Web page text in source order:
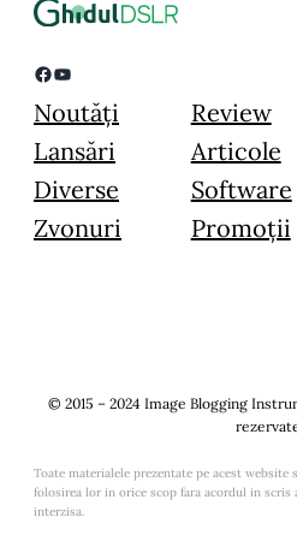
Facebook YouTube
Noutăți
Lansări
Diverse
Zvonuri
Review
Articole
Software
Promoții
© 2015 – 2024 Image Blogging
Toate materialele prezentate pe acest
folosirea lor in orice scop fara acordul in
interzisa.